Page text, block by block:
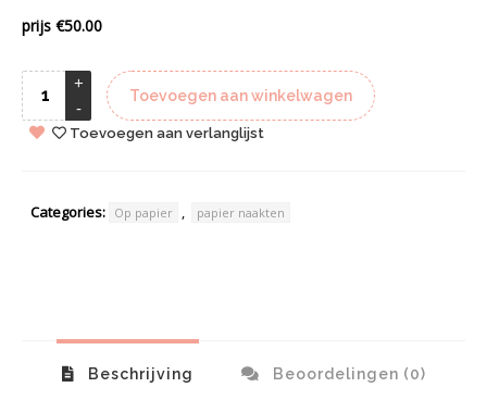
prijs €50.00
Toevoegen aan winkelwagen
Toevoegen aan verlanglijst
Categories: Op papier papier naakten
Beschrijving Beoordelingen (0)